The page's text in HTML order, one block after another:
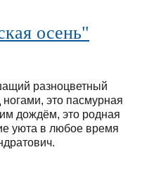
осень"
разноцветный
это пасмурная
дождём, это родная
уюта в любое время